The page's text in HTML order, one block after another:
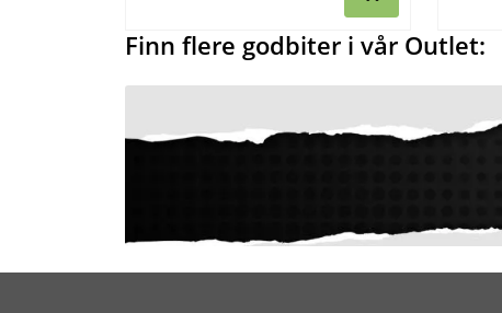
Finn flere godbiter i vår Outlet: